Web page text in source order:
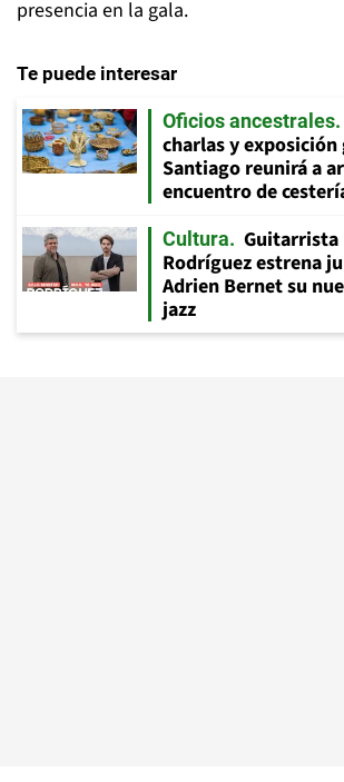
presencia en la gala.
Te puede interesar
Oficios ancestrales
charlas y
Santiago reunirá a
encuentro de
Cultura
Guitarrista
Rodríguez estrena
Adrien Bernet su
jazz